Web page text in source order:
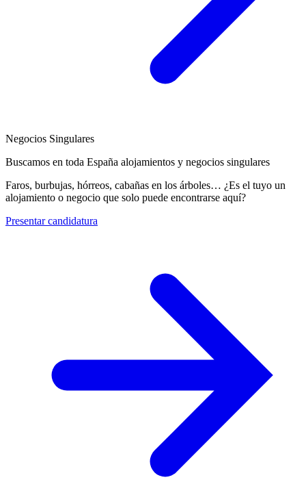
Negocios Singulares
Buscamos en toda España alojamientos y negocios singulares
Faros, burbujas, hórreos, cabañas en los árboles… ¿Es el tuyo un
alojamiento o negocio que solo puede encontrarse aquí?
Presentar candidatura